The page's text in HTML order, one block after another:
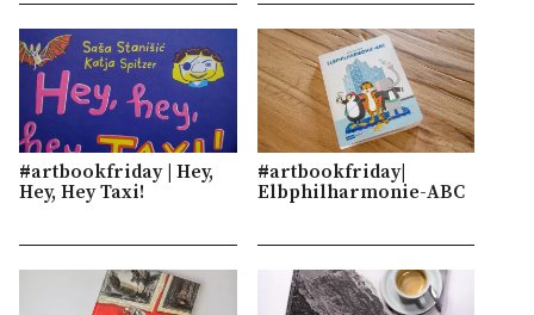
#artbookfriday | Hey,
Hey, Hey Taxi!
#artbookfriday|
Elbphilharmonie-ABC